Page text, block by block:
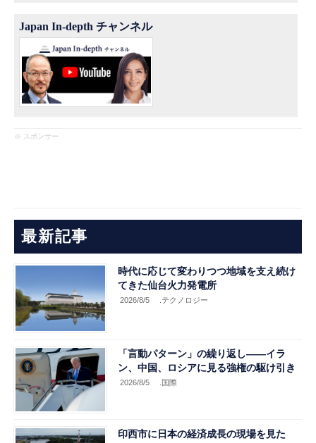
Japan In-depth チャンネル
※ スポンサー
最新記事
時代に応じて変わりつつ地域を支え続け
てきた仙台火力発電所
2026/8/5 .テクノロジー
「言動パターン」の繰り返し――イラ
ン、中国、ロシアに見る強権の駆け引き
2026/8/5 .国際
印西市に日本の経済成長の現場を見た